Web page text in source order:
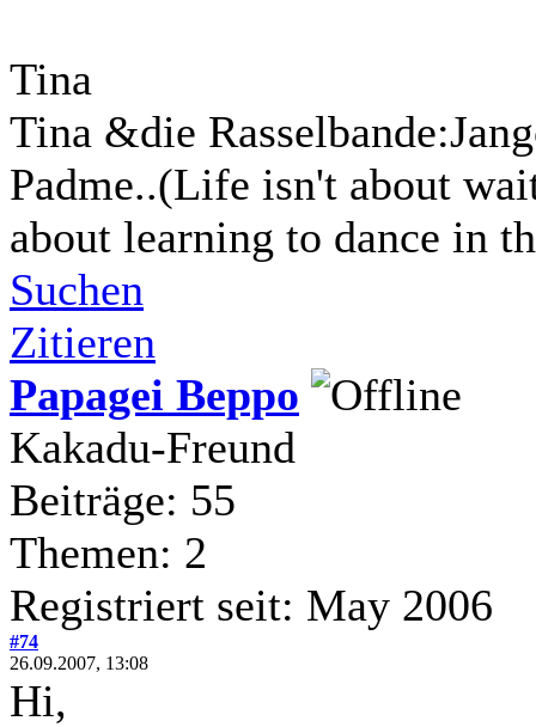
Tina
Tina &die
Padme..(Life isn't about
about learning to dance in
Suchen
Zitieren
Papagei Beppo
Kakadu-Freund
Beiträge: 55
Themen: 2
Registriert seit: May 2006
#74
26.09.2007, 13:08
Hi,